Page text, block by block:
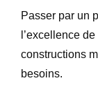
Passer par un
l’excellence
constructions
besoins.